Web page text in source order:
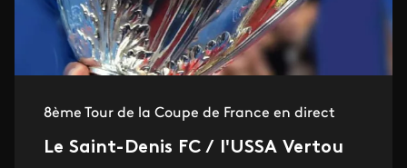
8ème Tour de la Coupe de France en direct
Le Saint-Denis FC / l'USSA Vertou